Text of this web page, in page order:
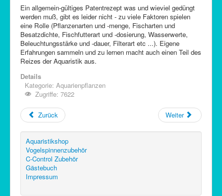
Ein allgemein-gültiges Patentrezept was und wieviel gedüngt
werden muß, gibt es leider nicht - zu viele Faktoren spielen
eine Rolle (Pflanzenarten und -menge, Fischarten und
Besatzdichte, Fischfutterart und -dosierung, Wasserwerte,
Beleuchtungsstärke und -dauer, Filterart etc ...). Eigene
Erfahrungen sammeln und zu lernen macht auch einen Teil des
Reizes der Aquaristik aus.
Details
Kategorie: Aquarienpflanzen
Zugriffe: 7622
Zurück Weiter
Aquaristikshop
Vogelspinnenzubehör
C-Control Zubehör
Gästebuch
Impressum